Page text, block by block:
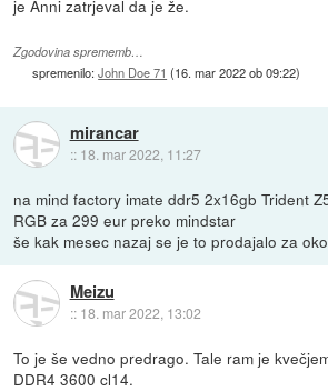
je Anni zatrjeval da je že.
Zgodovina sprememb…
spremenilo:John Doe 71 (16. mar 2022 ob 09:22)
mirancar
:: 18. mar 2022, 11:27
na mind factory imate ddr5 2x16gb Trident
RGB za 299 eur preko mindstar
še kak mesec nazaj se je to prodajalo za
Meizu
:: 18. mar 2022, 13:02
To je še vedno predrago. Tale ram je
DDR4 3600 cl14.